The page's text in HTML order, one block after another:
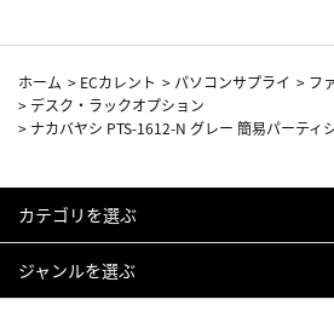
ホーム > ECカレント > パソコンサプライ > フ
> デスク・ラックオプション
> ナカバヤシ PTS-1612-N グレー 簡易パーテ
カテゴリを選ぶ
ジャンルを選ぶ